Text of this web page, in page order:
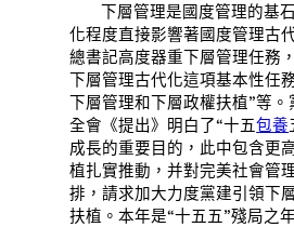
下層管理是國度管理的基
化程度直接影響著國度管理古
總書記高度器重下層管理任務
下層管理古代化這項基本性任
下層管理和下層政權扶植”等
全會《提出》明白了“十五包養
成長的重要目的，此中包含更
植扎實推動，并對完美社會管
排，請求加大力度黨建引領下
扶植。本年是“十五五”殘局之